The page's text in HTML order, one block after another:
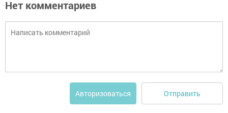
Нет комментариев
Авторизоваться Отправить